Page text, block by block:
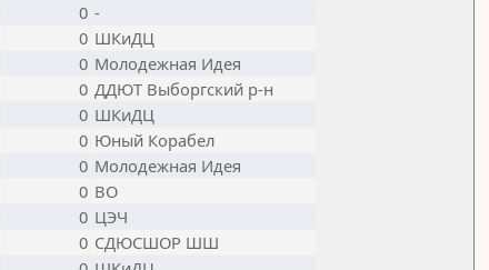
0 -
0 ШКиДЦ
0 Молодежная Идея
0 ДДЮТ Выборгский р-н
0 ШКиДЦ
0 Юный Корабел
0 Молодежная Идея
0 ВО
0 ЦЭЧ
0 СДЮСШОР ШШ